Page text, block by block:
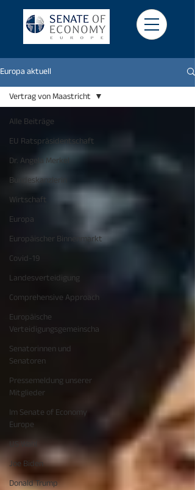
Europa aktuell
Alle Beiträge
EU Ratspräsidentschaft
Dr. Angela Merkel
Bundeskanzlerin
Wirtschaft
Europa
Europäischer Binnenmarkt
Covid-19
Landesverteidigung
Comprehensive Approach
Europäische
Verteidigungsgemeinscha
Senatorinnen und
Senatoren
Pressemeldung unserer
Mitglieder
Im Senate of Economy
Europe
US Wahl
Joe Biden
Donald Trump
Vertrag von Maastricht